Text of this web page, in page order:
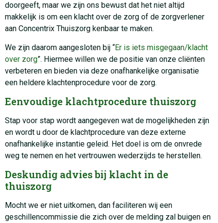
doorgeeft, maar we zijn ons bewust dat het niet altijd
makkelijk is om een klacht over de zorg of de zorgverlener
aan Concentrix Thuiszorg kenbaar te maken.
We zijn daarom aangesloten bij “Er is iets misgegaan/klacht
over zorg”. Hiermee willen we de positie van onze cliënten
verbeteren en bieden via deze onafhankelijke organisatie
een heldere klachtenprocedure voor de zorg.
Eenvoudige klachtprocedure thuiszorg
Stap voor stap wordt aangegeven wat de mogelijkheden zijn
en wordt u door de klachtprocedure van deze externe
onafhankelijke instantie geleid. Het doel is om de onvrede
weg te nemen en het vertrouwen wederzijds te herstellen.
Deskundig advies bij klacht in de
thuiszorg
Mocht we er niet uitkomen, dan faciliteren wij een
geschillencommissie die zich over de melding zal buigen en